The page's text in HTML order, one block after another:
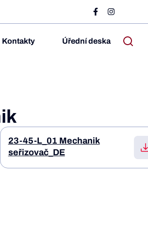
Kontakty Úřední deska
23-45-L_01 Mechanik
seřizovač_DE